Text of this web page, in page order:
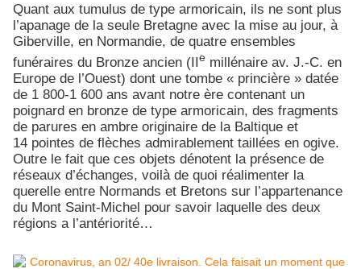
Quant aux tumulus de type armoricain, ils ne sont plus
l’apanage de la seule Bretagne avec la mise au jour, à
Giberville, en Normandie, de quatre ensembles
funéraires du Bronze ancien (IIe millénaire av. J.-C. en
Europe de l’Ouest) dont une tombe « princière » datée
de 1 800-1 600 ans avant notre ère contenant un
poignard en bronze de type armoricain, des fragments
de parures en ambre originaire de la Baltique et
14 pointes de flèches admirablement taillées en ogive.
Outre le fait que ces objets dénotent la présence de
réseaux d’échanges, voilà de quoi réalimenter la
querelle entre Normands et Bretons sur l’appartenance
du Mont Saint-Michel pour savoir laquelle des deux
régions a l’antériorité…